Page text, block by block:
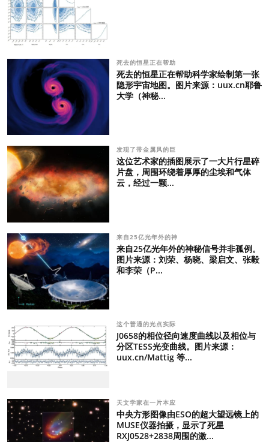
死去的恒星正在帮助
死去的恒星正在帮助科学家绘制第一张
隐形宇宙地图。图片来源：uux.cn耶鲁
大学（神秘...
发现了带金属风的巨
这位艺术家的插图展示了一大片行星碎
片盘，周围环绕着厚厚的尘埃和气体
云，经过一颗...
来自25亿光年外的神
来自25亿光年外的神秘信号并非孤例。
图片来源：刘荣、杨晓、梁启文、张毅
和李荣（P...
这个普通的光点实际
J0658的相位径向速度曲线以及相位与
分区TESS光变曲线。图片来源：
uux.cn/Mattig 等...
天文学家在一片本应
中央方形图像由ESO的超大望远镜上的
MUSE仪器拍摄，显示了死星
RXJ0528+2838周围的激...